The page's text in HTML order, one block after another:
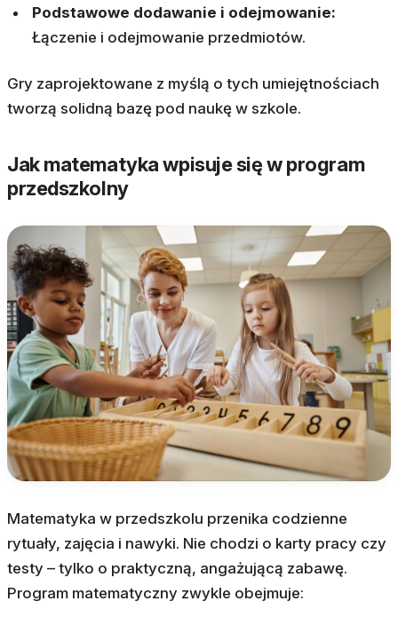
Podstawowe dodawanie i odejmowanie:
Łączenie i odejmowanie przedmiotów.
Gry zaprojektowane z myślą o tych umiejętnościach
tworzą solidną bazę pod naukę w szkole.
Jak matematyka wpisuje się w program
przedszkolny
Matematyka w przedszkolu przenika codzienne
rytuały, zajęcia i nawyki. Nie chodzi o karty pracy czy
testy – tylko o praktyczną, angażującą zabawę.
Program matematyczny zwykle obejmuje: